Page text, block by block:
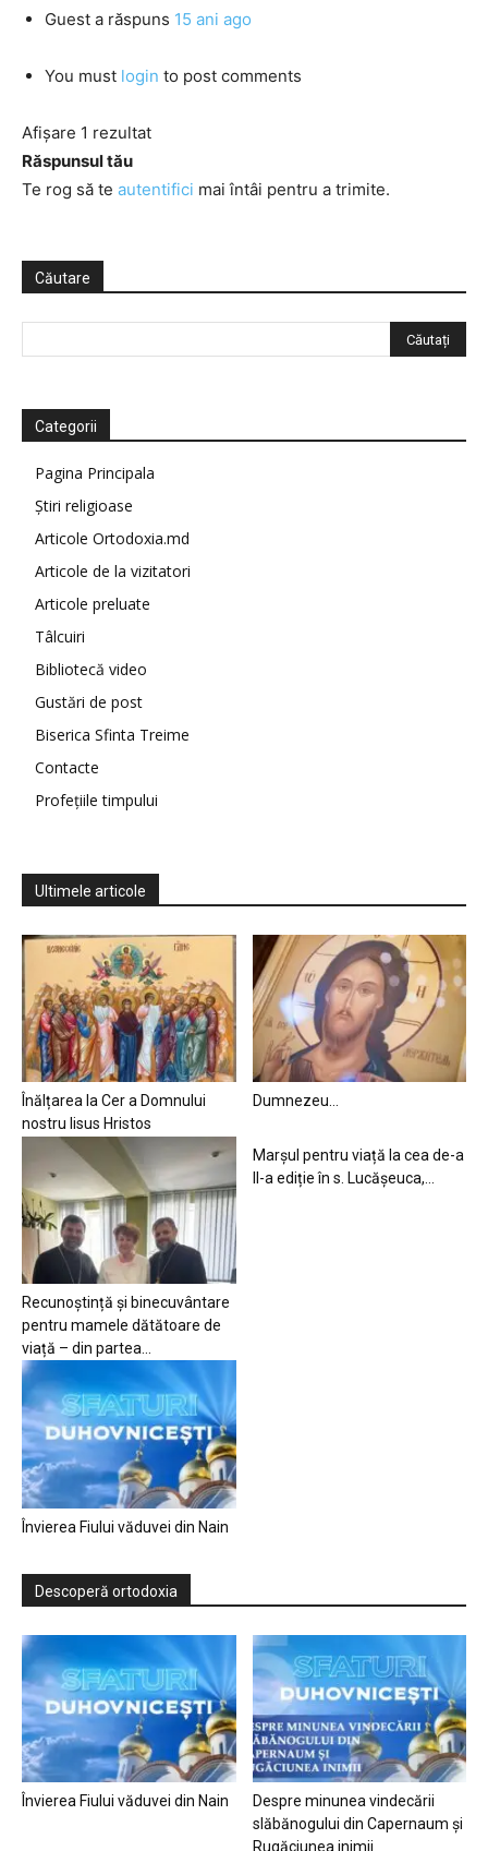
Guest a răspuns 15 ani ago
You must login to post comments
Afișare 1 rezultat
Răspunsul tău
Te rog să te autentifici mai întâi pentru a trimite.
Căutare
Categorii
Pagina Principala
Știri religioase
Articole Ortodoxia.md
Articole de la vizitatori
Articole preluate
Tâlcuiri
Bibliotecă video
Gustări de post
Biserica Sfinta Treime
Contacte
Profețiile timpului
Ultimele articole
Înălțarea la Cer a Domnului
nostru Iisus Hristos
Dumnezeu…
Recunoștință și binecuvântare
pentru mamele dătătoare de
viață – din partea...
Marșul pentru viață la cea de-a
II-a ediție în s. Lucășeuca,...
Învierea Fiului văduvei din Nain
Descoperă ortodoxia
Învierea Fiului văduvei din Nain
Despre minunea vindecării
slăbănogului din Capernaum și
Rugăciunea inimii